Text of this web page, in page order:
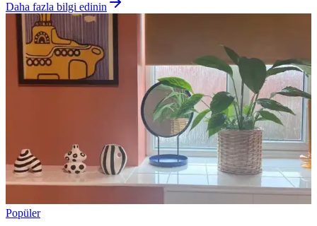
Daha fazla bilgi edinin
Popüler